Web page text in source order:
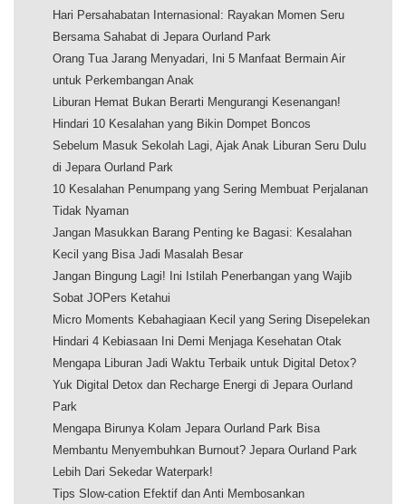
Hari Persahabatan Internasional: Rayakan Momen Seru
Bersama Sahabat di Jepara Ourland Park
Orang Tua Jarang Menyadari, Ini 5 Manfaat Bermain Air
untuk Perkembangan Anak
Liburan Hemat Bukan Berarti Mengurangi Kesenangan!
Hindari 10 Kesalahan yang Bikin Dompet Boncos
Sebelum Masuk Sekolah Lagi, Ajak Anak Liburan Seru Dulu
di Jepara Ourland Park
10 Kesalahan Penumpang yang Sering Membuat Perjalanan
Tidak Nyaman
Jangan Masukkan Barang Penting ke Bagasi: Kesalahan
Kecil yang Bisa Jadi Masalah Besar
Jangan Bingung Lagi! Ini Istilah Penerbangan yang Wajib
Sobat JOPers Ketahui
Micro Moments Kebahagiaan Kecil yang Sering Disepelekan
Hindari 4 Kebiasaan Ini Demi Menjaga Kesehatan Otak
Mengapa Liburan Jadi Waktu Terbaik untuk Digital Detox?
Yuk Digital Detox dan Recharge Energi di Jepara Ourland
Park
Mengapa Birunya Kolam Jepara Ourland Park Bisa
Membantu Menyembuhkan Burnout? Jepara Ourland Park
Lebih Dari Sekedar Waterpark!
Tips Slow-cation Efektif dan Anti Membosankan